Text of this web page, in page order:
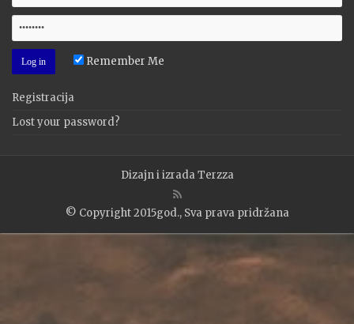
Remember Me
Registracija
Lost your password?
Dizajn i izradaTerzza
© Copyright 2015god., Sva prava pridržana
WP2Social Auto Publish Powered By :XYZScripts.com